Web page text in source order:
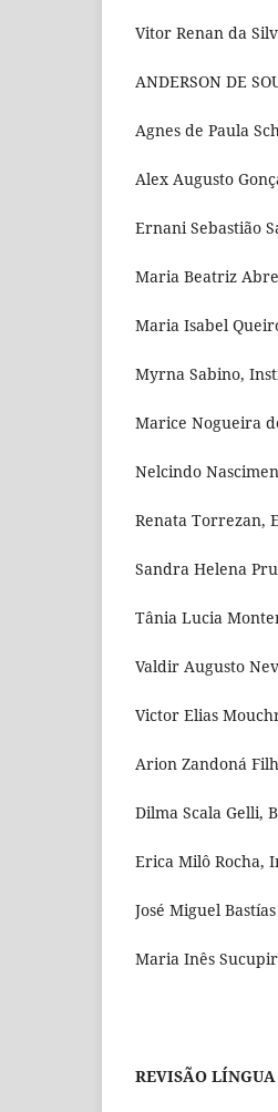
Vitor Renan da
ANDERSON DE
Agnes de Paula
Alex Augusto
Ernani Sebastião
Maria Beatriz
Maria Isabel
Myrna Sabino,
Marice Nogueira
Nelcindo
Renata Torrezan,
Sandra Helena
Tânia Lucia
Valdir Augusto
Victor Elias
Arion Zandoná
Dilma Scala Gelli,
Erica Milô Rocha,
José Miguel
Maria Inês
REVISÃO